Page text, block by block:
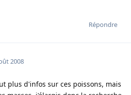
Répondre
2008
plus d'infos sur ces poissons, mais